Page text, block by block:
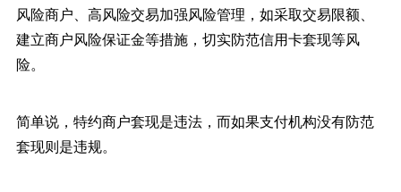
风险商户、高风险交易加强风险管理，如采取交易限额、
建立商户风险保证金等措施，切实防范信用卡套现等风
险。
简单说，特约商户套现是违法，而如果支付机构没有防范
套现则是违规。